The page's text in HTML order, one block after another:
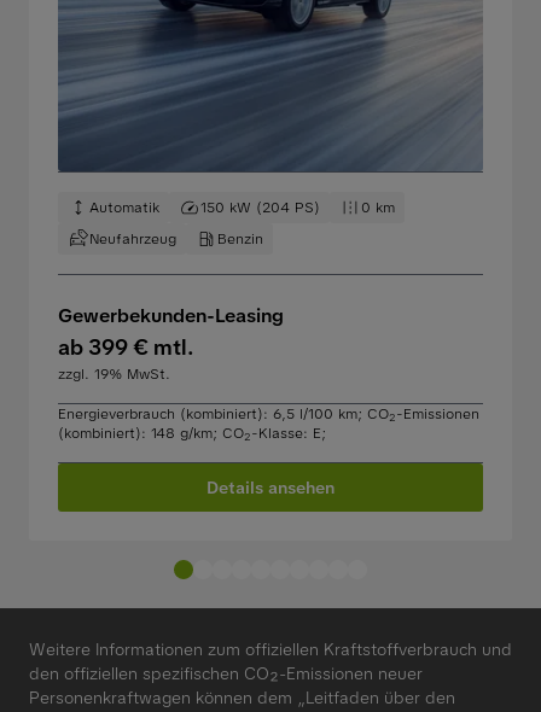
Automatik 150 kW (204 PS)
0 km
Neufahrzeug
Benzin
Gewerbekunden-Leasing
ab 399 € mtl.
zzgl. 19% MwSt.
Energieverbrauch (kombiniert): 6,5 l/100 km; CO2-Emissionen
(kombiniert): 148 g/km; CO2-Klasse: E;
Details ansehen
Weitere Informationen zum offiziellen Kraftstoffverbrauch und
den offiziellen spezifischen CO₂-Emissionen neuer
Personenkraftwagen können dem „Leitfaden über den